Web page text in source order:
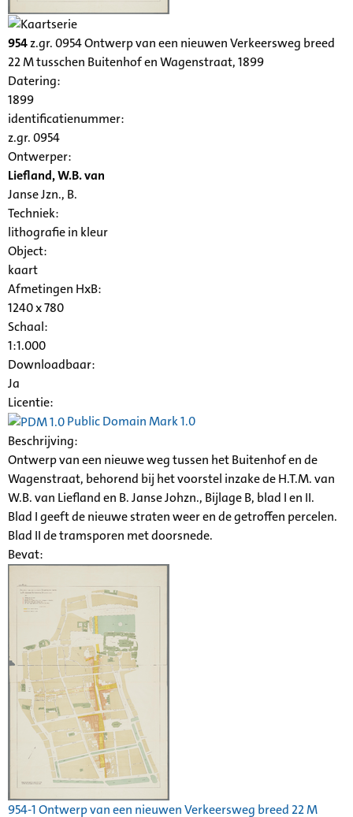
954z.gr. 0954 Ontwerp van een nieuwen Verkeersweg breed
22 M tusschen Buitenhof en Wagenstraat, 1899
Datering:
1899
identificatienummer:
z.gr. 0954
Ontwerper:
Liefland, W.B. van
Janse Jzn., B.
Techniek:
lithografie in kleur
Object:
kaart
Afmetingen HxB:
1240 x 780
Schaal:
1:1.000
Downloadbaar:
Ja
Licentie:
Public Domain Mark 1.0
Beschrijving:
Ontwerp van een nieuwe weg tussen het Buitenhof en de
Wagenstraat, behorend bij het voorstel inzake de H.T.M. van
W.B. van Liefland en B. Janse Johzn., Bijlage B, blad I en II.
Blad I geeft de nieuwe straten weer en de getroffen percelen.
Blad II de tramsporen met doorsnede.
Bevat:
954-1 Ontwerp van een nieuwen Verkeersweg breed 22 M